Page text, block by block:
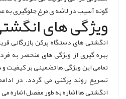
گونه آسیب در لاشه ی مرغ جلوگیری به
ویژگی های
انگشتی های دستگاه پرکن بازرگانی
بهره گیری از ویژگی های منحصر به
تمامی این ویژگی ها تضمینی بر کیفیت
تسریع روند پرکنی می گردد. در
انگشتی ها اشاره به طور مفصل اشاره